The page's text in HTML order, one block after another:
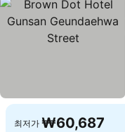
최저가 ₩60,687